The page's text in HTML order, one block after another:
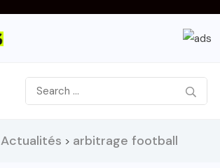
Actualités > arbitrage football